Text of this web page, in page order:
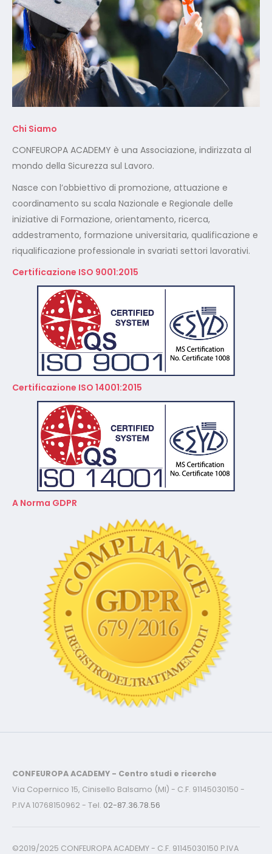
Chi Siamo
CONFEUROPA ACADEMY è una Associazione, indirizzata al
mondo della Sicurezza sul Lavoro.
Nasce con l’obbiettivo di promozione, attuazione e
coordinamento su scala Nazionale e Regionale delle
iniziative di Formazione, orientamento, ricerca,
addestramento, formazione universitaria, qualificazione e
riqualificazione professionale in svariati settori lavorativi.
Certificazione ISO 9001:2015
Certificazione ISO 14001:2015
A Norma GDPR
CONFEUROPA ACADEMY - Centro studi e ricerche
Via Copernico 15, Cinisello Balsamo (MI) - C.F. 91145030150 -
P.IVA 10768150962 - Tel. 02-87.36.78.56
©2019/2025 CONFEUROPA ACADEMY - C.F. 91145030150 P.IVA